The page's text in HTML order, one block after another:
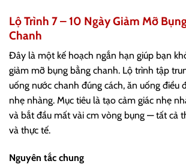
Lộ Trình 7 – 10 Ngày Giảm Mỡ
Chanh
Đây là một kế hoạch ngắn hạn giúp bạn
giảm mỡ bụng bằng chanh. Lộ trình tập
uống nước chanh đúng cách, ăn uống điều
nhẹ nhàng. Mục tiêu là tạo cảm giác nhẹ
và bắt đầu mất vài cm vòng bụng — tất cả
và thực tế.
Nguyên tắc chung